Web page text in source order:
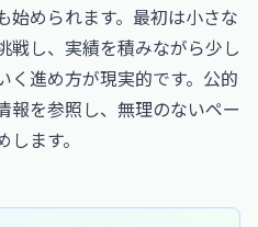
始められます。最初は小さな
戦し、実績を積みながら少し
く進め方が現実的です。公的
報を参照し、無理のないペー
ます。